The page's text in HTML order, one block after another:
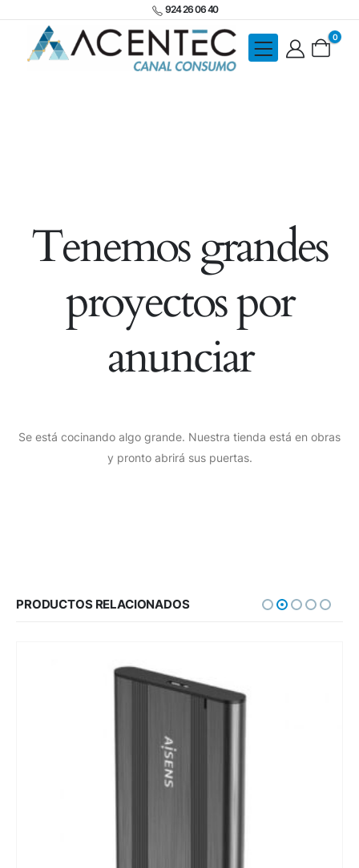
924 26 06 40
0
Tenemos grandes
proyectos por
anunciar
Se está cocinando algo grande. Nuestra tienda está en obras
y pronto abrirá sus puertas.
PRODUCTOS RELACIONADOS